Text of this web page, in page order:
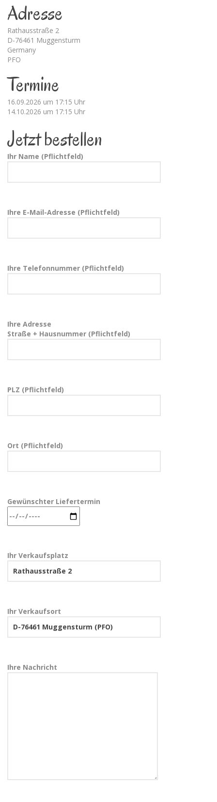
Adresse
Rathausstraße 2
D-76461 Muggensturm
Germany
PFO
Termine
16.09.2026 um 17:15 Uhr
14.10.2026 um 17:15 Uhr
Jetzt bestellen
Ihr Name (Pflichtfeld)
Ihre E-Mail-Adresse (Pflichtfeld)
Ihre Telefonnummer (Pflichtfeld)
Ihre Adresse
Straße + Hausnummer (Pflichtfeld)
PLZ (Pflichtfeld)
Ort (Pflichtfeld)
Gewünschter Liefertermin
Ihr Verkaufsplatz
Ihr Verkaufsort
Ihre Nachricht